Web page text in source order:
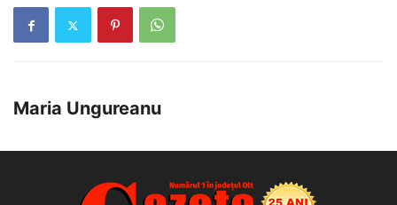
Maria Ungureanu